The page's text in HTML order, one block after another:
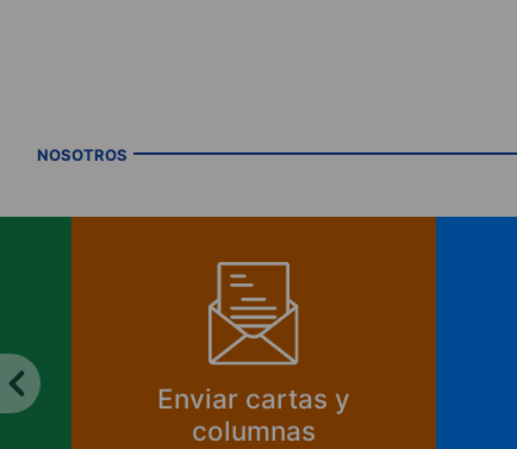
NOSOTROS
Enviar cartas y
columnas